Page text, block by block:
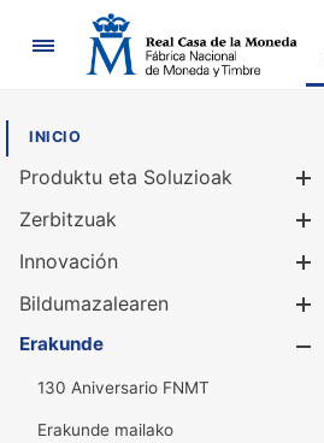
Nabigazioa
INICIO
Produktu eta Soluzioak
Zerbitzuak
Innovación
Bildumazalearen
Erakunde
130 Aniversario FNMT
Erakunde mailako